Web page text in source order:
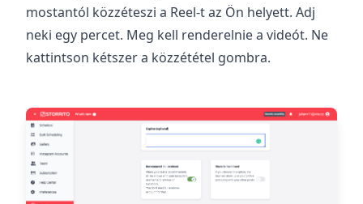
mostantól közzéteszi a Reel-t az Ön helyett. Adj
neki egy percet. Meg kell renderelnie a videót. Ne
kattintson kétszer a közzététel gombra.